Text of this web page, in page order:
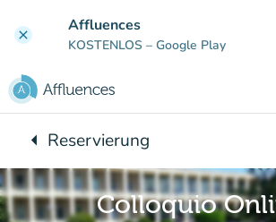
clear Affluences
KOSTENLOS – Google Play
arrow_leftZurück zu:
Reservierung
Colloquio